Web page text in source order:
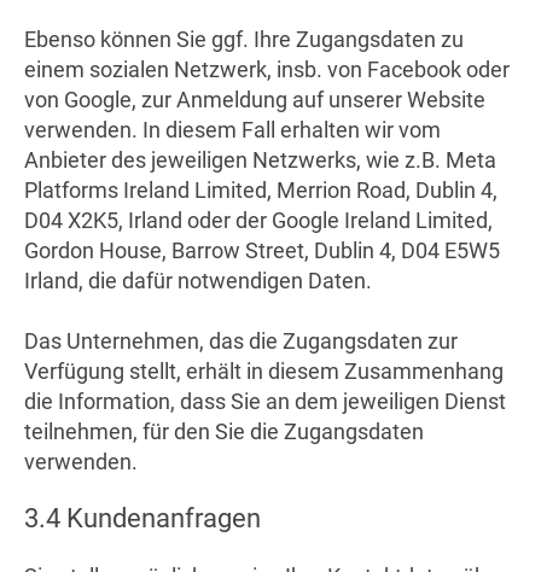
Ebenso können Sie ggf. Ihre Zugangsdaten zu
einem sozialen Netzwerk, insb. von Facebook oder
von Google, zur Anmeldung auf unserer Website
verwenden. In diesem Fall erhalten wir vom
Anbieter des jeweiligen Netzwerks, wie z.B. Meta
Platforms Ireland Limited, Merrion Road, Dublin 4,
D04 X2K5, Irland oder der Google Ireland Limited,
Gordon House, Barrow Street, Dublin 4, D04 E5W5
Irland, die dafür notwendigen Daten.
Das Unternehmen, das die Zugangsdaten zur
Verfügung stellt, erhält in diesem Zusammenhang
die Information, dass Sie an dem jeweiligen Dienst
teilnehmen, für den Sie die Zugangsdaten
verwenden.
3.4 Kundenanfragen